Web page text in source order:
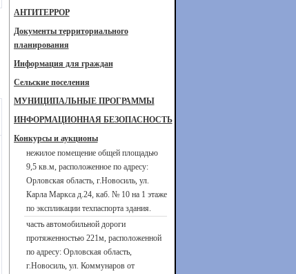
АНТИТЕРРОР
Документы территориального
планирования
Информация для граждан
Сельские поселения
МУНИЦИПАЛЬНЫЕ ПРОГРАММЫ
ИНФОРМАЦИОННАЯ БЕЗОПАСНОСТЬ
Конкурсы и аукционы
нежилое помещение общей площадью
9,5 кв.м, расположенное по адресу:
Орловская область, г.Новосиль, ул.
Карла Маркса д.24, каб. № 10 на 1 этаже
по экспликации техпаспорта здания.
часть автомобильной дороги
протяженностью 221м, расположенной
по адресу: Орловская область,
г.Новосиль, ул. Коммунаров от